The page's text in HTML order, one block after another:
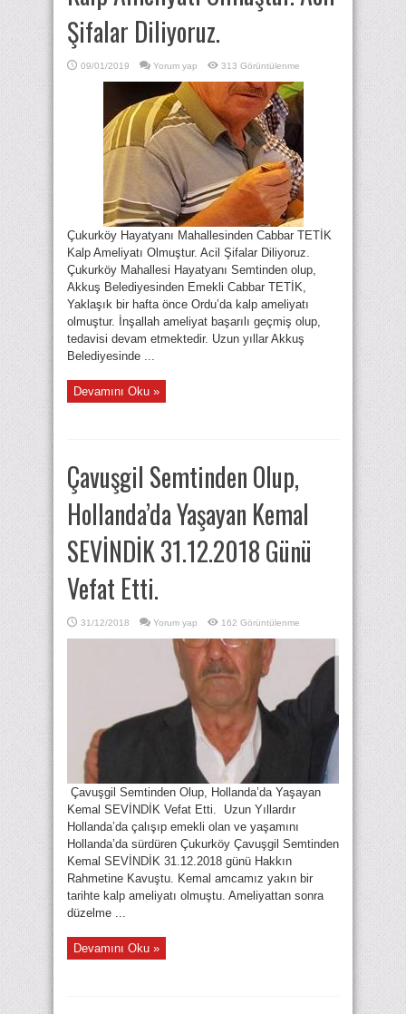
Şifalar Diliyoruz.
09/01/2019 Yorum yap 313 Görüntülenme
Çukurköy Hayatyanı Mahallesinden Cabbar TETİK
Kalp Ameliyatı Olmuştur. Acil Şifalar Diliyoruz.
Çukurköy Mahallesi Hayatyanı Semtinden olup,
Akkuş Belediyesinden Emekli Cabbar TETİK,
Yaklaşık bir hafta önce Ordu’da kalp ameliyatı
olmuştur. İnşallah ameliyat başarılı geçmiş olup,
tedavisi devam etmektedir. Uzun yıllar Akkuş
Belediyesinde ...
Devamını Oku »
Çavuşgil Semtinden Olup,
Hollanda’da Yaşayan Kemal
SEVİNDİK 31.12.2018 Günü
Vefat Etti.
31/12/2018 Yorum yap 162 Görüntülenme
Çavuşgil Semtinden Olup, Hollanda’da Yaşayan
Kemal SEVİNDİK Vefat Etti. Uzun Yıllardır
Hollanda’da çalışıp emekli olan ve yaşamını
Hollanda’da sürdüren Çukurköy Çavuşgil Semtinden
Kemal SEVİNDİK 31.12.2018 günü Hakkın
Rahmetine Kavuştu. Kemal amcamız yakın bir
tarihte kalp ameliyatı olmuştu. Ameliyattan sonra
düzelme ...
Devamını Oku »